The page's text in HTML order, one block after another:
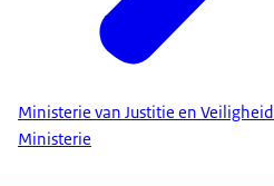
Ministerie van Justitie en Veiligheid
Ministerie